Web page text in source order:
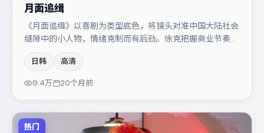
月面追缉
《月面追缉》以喜剧为类型底色，将镜头对准中国大陆社会
缝隙中的小人物，情绪克制而有后劲。徐克把握商业节奏的
与孔刘的对手戏构成全片情感锚点，木村拓哉则以细节塑造
推动谜题层层揭开。若你偏爱强类型与清晰主线，这部作品
值得关注。
日韩 高清
9.4万 20个月前
热门